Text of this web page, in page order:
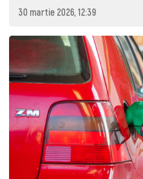
30 martie 2026, 12:39